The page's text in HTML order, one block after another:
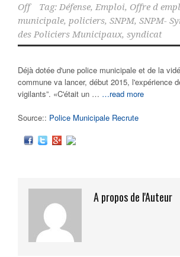
Off
Tag: Défense, Emploi, Offre d
municipale, policiers, SNPM, SNPM-
des Policiers Municipaux, syndicat
Déjà dotée d'une police municipale et de la
commune va lancer, début 2015, l'expérience
vigilants”. «C'était un … …read more
Source:: Police Municipale Recrute
A propos de l'Auteur